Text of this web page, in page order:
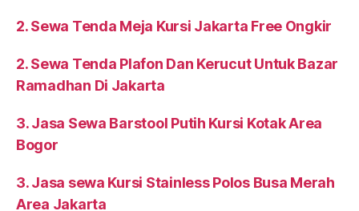
2. Sewa Tenda Meja Kursi Jakarta Free Ongkir
2. Sewa Tenda Plafon Dan Kerucut Untuk Bazar
Ramadhan Di Jakarta
3. Jasa Sewa Barstool Putih Kursi Kotak Area
Bogor
3. Jasa sewa Kursi Stainless Polos Busa Merah
Area Jakarta